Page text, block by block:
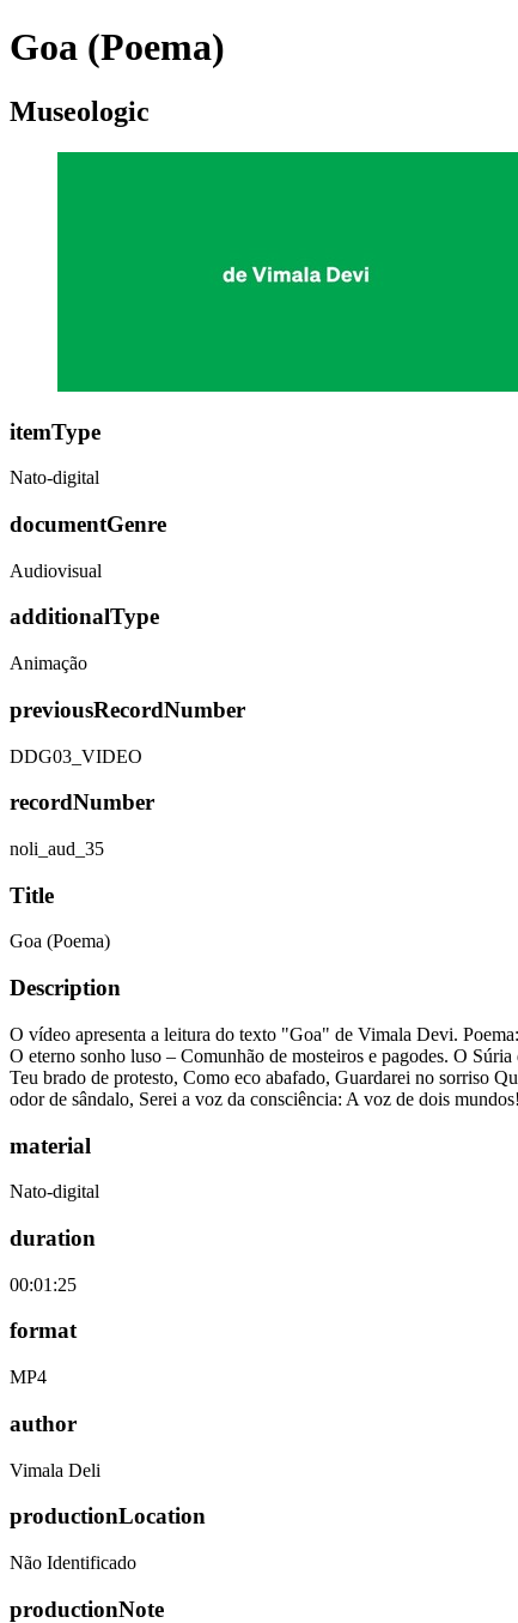
Goa (Poema)
Museologic
itemType
Nato-digital
documentGenre
Audiovisual
additionalType
Animação
previousRecordNumber
DDG03_VIDEO
recordNumber
noli_aud_35
Title
Goa (Poema)
Description
O vídeo apresenta a leitura do texto "Goa" de Vimala Devi.
O eterno sonho luso – Comunhão de mosteiros e pagodes. O
Teu brado de protesto, Como eco abafado, Guardarei no sorriso
odor de sândalo, Serei a voz da consciência: A voz de dois mundos!
material
Nato-digital
duration
00:01:25
format
MP4
author
Vimala Deli
productionLocation
Não Identificado
productionNote